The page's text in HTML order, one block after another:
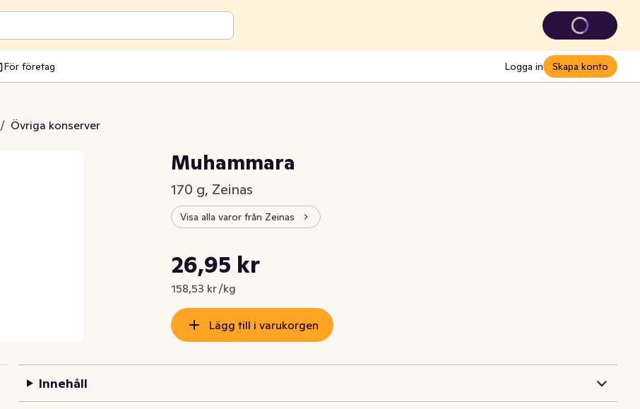
För företag Logga in Skapa konto
/ Övriga konserver
Muhammara
170 g, Zeinas
Visa alla varor från Zeinas
Nuvarande pris är: 26,95 kr
26,95 kr
158,53 kr /kg
Styckpris: 158,53 kr /kg
Lägg till i varukorgen
Innehåll